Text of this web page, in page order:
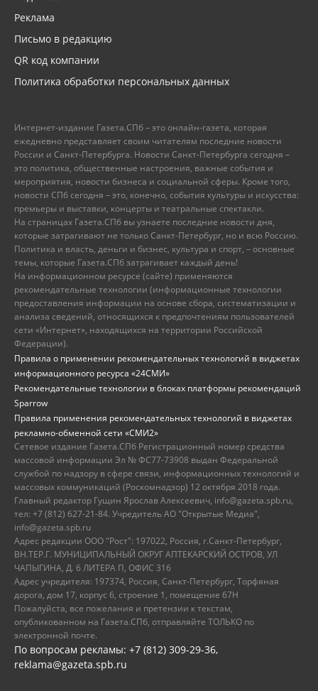
Реклама
Письмо в редакцию
QR код компании
Политика обработки персональных данных
Интернет-издание Газета.СПб – это онлайн-газета, которая
ежедневно представляет своим читателям последние новости
России и Санкт-Петербурга. Новости Санкт-Петербурга сегодня –
это политика, общественные настроения, важные события и
мероприятия, новости бизнеса и социальной сферы. Кроме того,
новости СПб сегодня – это, конечно, события культуры и искусства:
премьеры и выставки, концерты и театральные спектакли.
На страницах Газета.СПб вы узнаете последние новости дня,
которые затрагивают не только Санкт-Петербург, но и всю Россию.
Политика и власть, деньги и бизнес, культура и спорт, – основные
темы, которые Газета.СПб затрагивает каждый день!
На информационном ресурсе (сайте) применяются
рекомендательные технологии (информационные технологии
предоставления информации на основе сбора, систематизации и
анализа сведений, относящихся к предпочтениям пользователей
сети «Интернет», находящихся на территории Российской
Федерации).
Правила о применении рекомендательных технологий в виджетах
информационного ресурса «24СМИ»
Рекомендательные технологии в блоках платформы рекомендаций
Sparrow
Правила применения рекомендательных технологий в виджетах
рекламно-обменной сети «СМИ2»
Сетевое издание Газета.СПб Регистрационный номер средства
массовой информации Эл № ФС77-73908 выдан Федеральной
службой по надзору в сфере связи, информационных технологий и
массовых коммуникаций (Роскомнадзор) 12 октября 2018 года.
Главный редактор Гущин Ярослав Алексеевич, info@gazeta.spb.ru,
тел: +7 (812) 627-21-84. Учредитель АО "Открытые Медиа",
info@gazeta.spb.ru
Адрес редакции ООО "Рост": 197022, Россия, г.Санкт-Петербург,
ВН.ТЕР.Г. МУНИЦИПАЛЬНЫЙ ОКРУГ АПТЕКАРСКИЙ ОСТРОВ, УЛ
ЧАПЫГИНА, Д. 6 ЛИТЕРА П, ОФИС 316
Адрес учредителя: 197374, Россия, Санкт-Петербург, Торфяная
дорога, дом 17, корпус 6, строение 1, помещение 67Н
Пожалуйста, все пожелания и претензии к текстам,
опубликованном на Газета.СПб, отправляйте ТОЛЬКО по
электронной почте.
По вопросам рекламы: +7 (812) 309-29-36,
reklama@gazeta.spb.ru